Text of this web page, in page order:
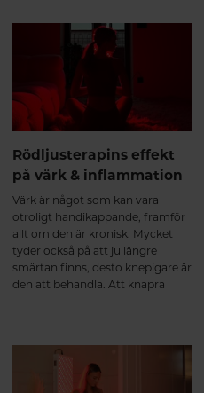
bli frisk, med Echinaforce kan du
både minska risken att drabbas
oturen är framme.
Rödljusterapins effekt
på värk & inflammation
Värk är något som kan vara
otroligt handikappande, framför
allt om den är kronisk. Mycket
tyder också på att ju längre
smärtan finns, desto knepigare är
den att behandla. Att knapra
smärttröskeln och göra det ännu
svårare att häva smärtan. Nya
rön tyder på att ljusterapi kan